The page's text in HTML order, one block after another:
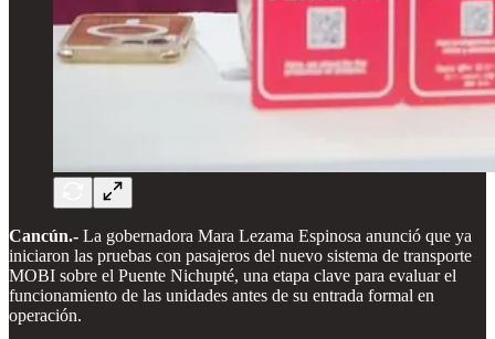
Cancún.- La gobernadora Mara Lezama Espinosa anunció que ya
iniciaron las pruebas con pasajeros del nuevo sistema de transporte
MOBI sobre el Puente Nichupté, una etapa clave para evaluar el
funcionamiento de las unidades antes de su entrada formal en
operación.